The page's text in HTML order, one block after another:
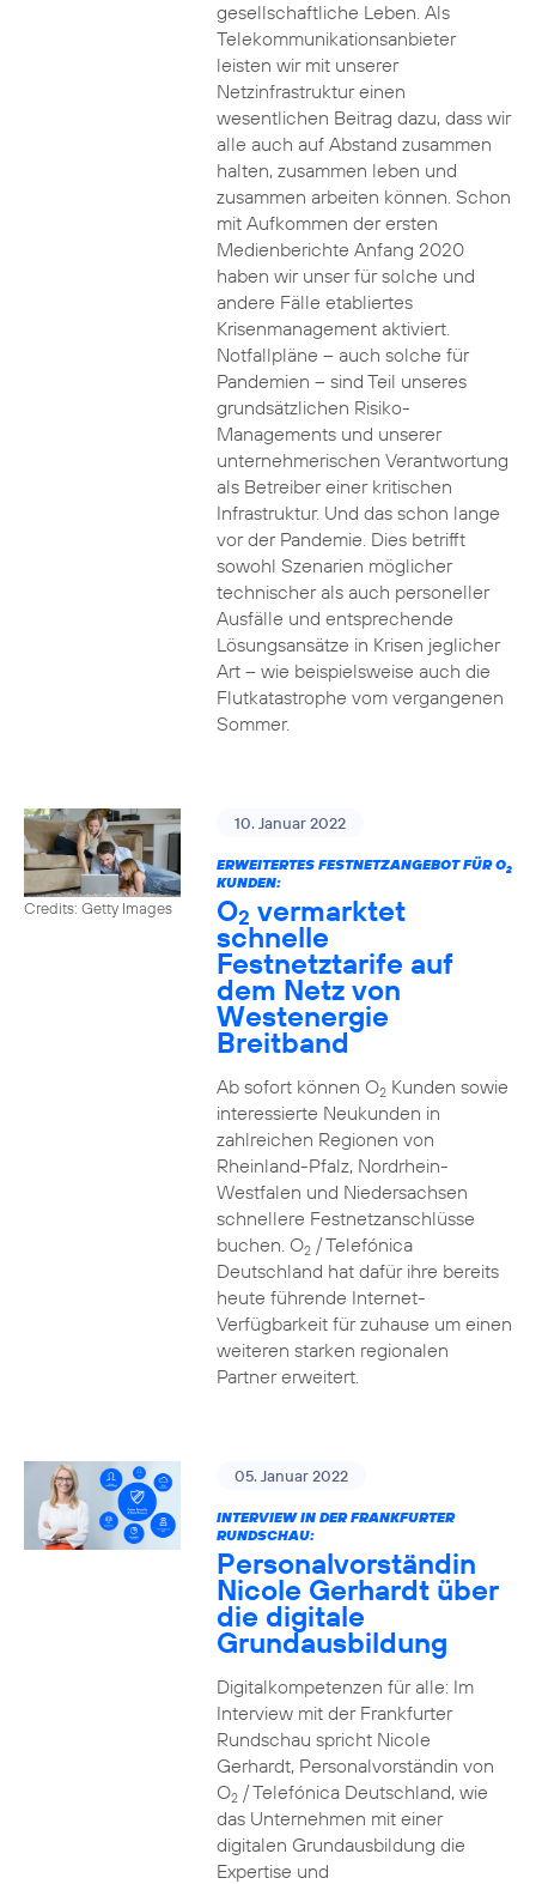
gesellschaftliche Leben. Als
Telekommunikationsanbieter
leisten wir mit unserer
Netzinfrastruktur einen
wesentlichen Beitrag dazu, dass wir
alle auch auf Abstand zusammen
halten, zusammen leben und
zusammen arbeiten können. Schon
mit Aufkommen der ersten
Medienberichte Anfang 2020
haben wir unser für solche und
andere Fälle etabliertes
Krisenmanagement aktiviert.
Notfallpläne – auch solche für
Pandemien – sind Teil unseres
grundsätzlichen Risiko-
Managements und unserer
unternehmerischen Verantwortung
als Betreiber einer kritischen
Infrastruktur. Und das schon lange
vor der Pandemie. Dies betrifft
sowohl Szenarien möglicher
technischer als auch personeller
Ausfälle und entsprechende
Lösungsansätze in Krisen jeglicher
Art – wie beispielsweise auch die
Flutkatastrophe vom vergangenen
Sommer.
Credits: Getty Images
10. Januar 2022
ERWEITERTES FESTNETZANGEBOT FÜR O2
KUNDEN:
O2 vermarktet
schnelle
Festnetztarife auf
dem Netz von
Westenergie
Breitband
Ab sofort können O2Kunden sowie
interessierte Neukunden in
zahlreichen Regionen von
Rheinland-Pfalz, Nordrhein-
Westfalen und Niedersachsen
schnellere Festnetzanschlüsse
buchen. O2/ Telefónica
Deutschland hat dafür ihre bereits
heute führende Internet-
Verfügbarkeit für zuhause um einen
weiteren starken regionalen
Partner erweitert.
05. Januar 2022
INTERVIEW IN DER FRANKFURTER
RUNDSCHAU:
Personalvorständin
Nicole Gerhardt über
die digitale
Grundausbildung
Digitalkompetenzen für alle: Im
Interview mit der Frankfurter
Rundschau spricht Nicole
Gerhardt, Personalvorständin von
O2/ Telefónica Deutschland, wie
das Unternehmen mit einer
digitalen Grundausbildung die
Expertise und